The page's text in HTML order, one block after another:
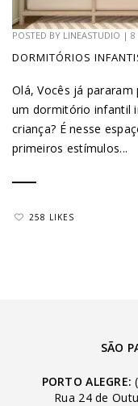
POSTED BY LINEASTUDIO | 8
DORMITÓRIOS
Olá, Vocês já
um dormitório infantil
criança? É nesse
primeiros estímulos...
258 LIKES
SÃO
PORTO ALEGRE:
Rua 24 de